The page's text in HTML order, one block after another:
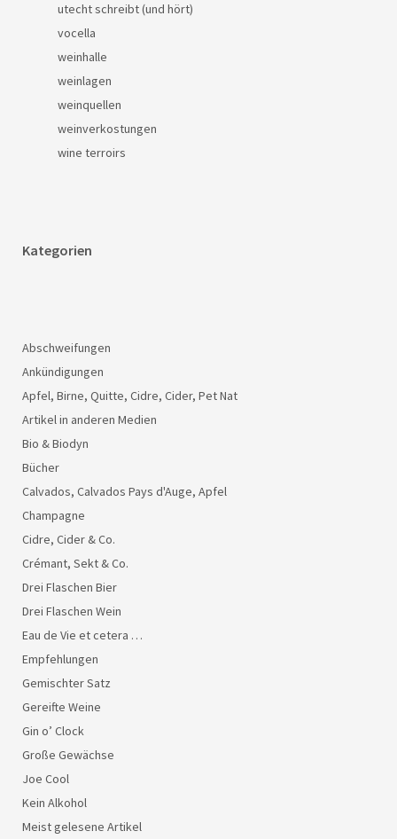
utecht schreibt (und hört)
vocella
weinhalle
weinlagen
weinquellen
weinverkostungen
wine terroirs
Kategorien
Abschweifungen
Ankündigungen
Apfel, Birne, Quitte, Cidre, Cider, Pet Nat
Artikel in anderen Medien
Bio & Biodyn
Bücher
Calvados, Calvados Pays d'Auge, Apfel
Champagne
Cidre, Cider & Co.
Crémant, Sekt & Co.
Drei Flaschen Bier
Drei Flaschen Wein
Eau de Vie et cetera …
Empfehlungen
Gemischter Satz
Gereifte Weine
Gin o’ Clock
Große Gewächse
Joe Cool
Kein Alkohol
Meist gelesene Artikel